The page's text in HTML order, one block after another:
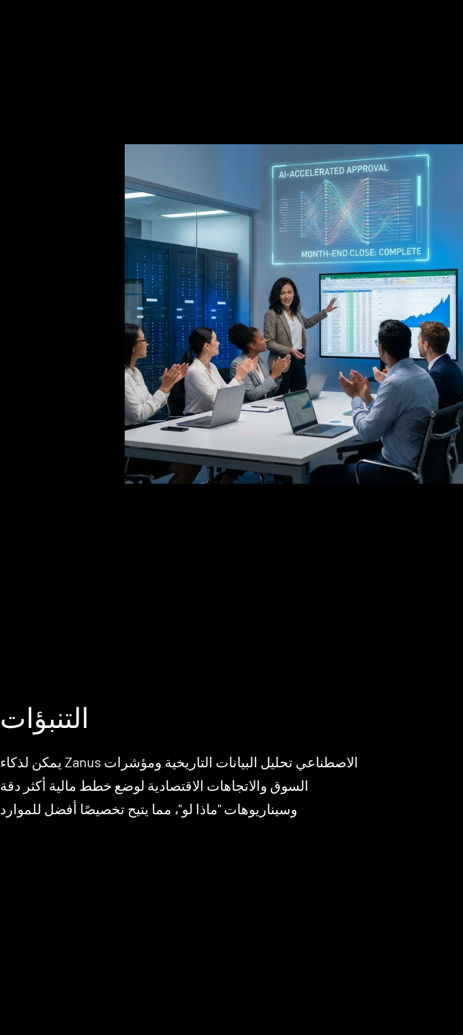
التنبؤات
يمكن لذكاء Zanus الاصطناعي تحليل البيانات التاريخية ومؤشرات
السوق والاتجاهات الاقتصادية لوضع خطط مالية أكثر دقة
وسيناريوهات "ماذا لو"، مما يتيح تخصيصًا أفضل للموارد